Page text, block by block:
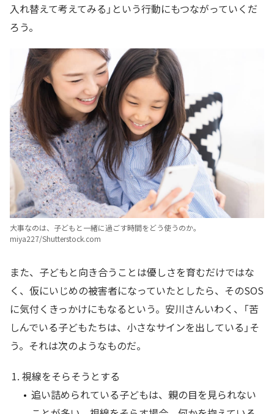
入れ替えて考えてみる」という行動にもつながっていくだ
ろう。
大事なのは、子どもと一緒に過ごす時間をどう使うのか。
miya227/Shutterstock.com
また、子どもと向き合うことは優しさを育むだけではな
く、仮にいじめの被害者になっていたとしたら、そのSOS
に気付くきっかけにもなるという。安川さんいわく、「苦
しんでいる子どもたちは、小さなサインを出している」そ
う。それは次のようなものだ。
視線をそらそうとする
追い詰められている子どもは、親の目を見られない